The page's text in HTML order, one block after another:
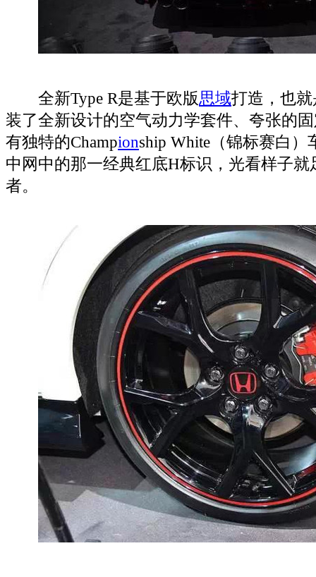
全新Type R是基于欧版思域打造，也
装了全新设计的空气动力学套件、夸张的
有独特的Championship White（锦标赛白
中网中的那一经典红底H标识，光看样子
者。